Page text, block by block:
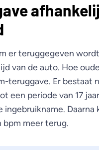
er teruggegeven
van de auto. Hoe
teruggave. Er bestaat
een periode van 17
ingebruikname. Daarna
bpm meer terug.